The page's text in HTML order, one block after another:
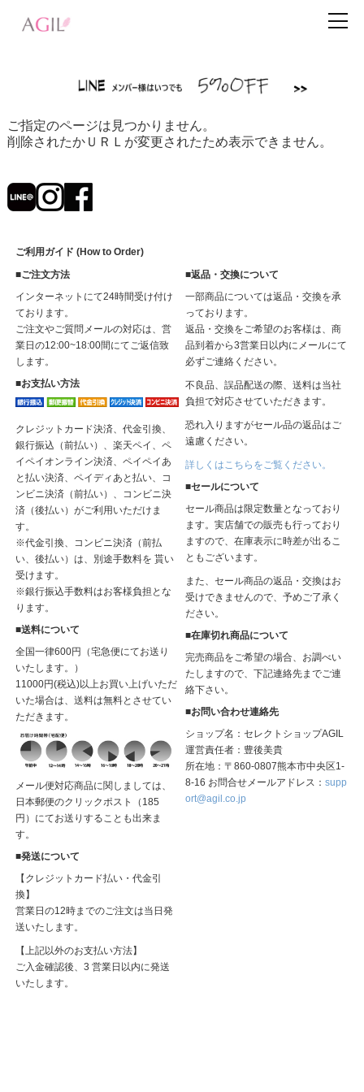
ご指定のページは見つかりません。
削除されたかＵＲＬが変更されたため表示できません。
ご利用ガイド (How to Order)
■ご注文方法
インターネットにて24時間受け付け
ております。
ご注文やご質問メールの対応は、営
業日の12:00~18:00間にてご返信致
します。
■お支払い方法
クレジットカード決済、代金引換、
銀行振込（前払い）、楽天ペイ、ペ
イペイオンライン決済、ペイペイあ
と払い決済、ペイディあと払い、コ
ンビニ決済（前払い）、コンビニ決
済（後払い）がご利用いただけま
す。
※代金引換、コンビニ決済（前払
い、後払い）は、別途手数料を 貰い
受けます。
※銀行振込手数料はお客様負担とな
ります。
■送料について
全国一律600円（宅急便にてお送り
いたします。）
11000円(税込)以上お買い上げいただ
いた場合は、送料は無料とさせてい
ただきます。
メール便対応商品に関しましては、
日本郵便のクリックポスト（185
円）にてお送りすることも出来ま
す。
■発送について
【クレジットカード払い・代金引
換】
営業日の12時までのご注文は当日発
送いたします。
【上記以外のお支払い方法】
ご入金確認後、3 営業日以内に発送
いたします。
■返品・交換について
一部商品については返品・交換を承
っております。
返品・交換をご希望のお客様は、商
品到着から3営業日以内にメールにて
必ずご連絡ください。
不良品、誤品配送の際、送料は当社
負担で対応させていただきます。
恐れ入りますがセール品の返品はご
遠慮ください。
詳しくはこちらをご覧ください。
■セールについて
セール商品は限定数量となっており
ます。実店舗での販売も行っており
ますので、在庫表示に時差が出るこ
ともございます。
また、セール商品の返品・交換はお
受けできませんので、予めご了承く
ださい。
■在庫切れ商品について
完売商品をご希望の場合、お調べい
たしますので、下記連絡先までご連
絡下さい。
■お問い合わせ連絡先
ショップ名：セレクトショップAGIL
運営責任者：豊後美貴
所在地：〒860-0807熊本市中央区1-
8-16 お問合せメールアドレス：supp
ort@agil.co.jp